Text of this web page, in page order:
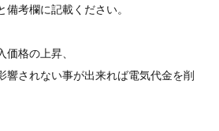
備考欄に記載ください。
格の上昇、
響されない事が出来れば電気代金を削